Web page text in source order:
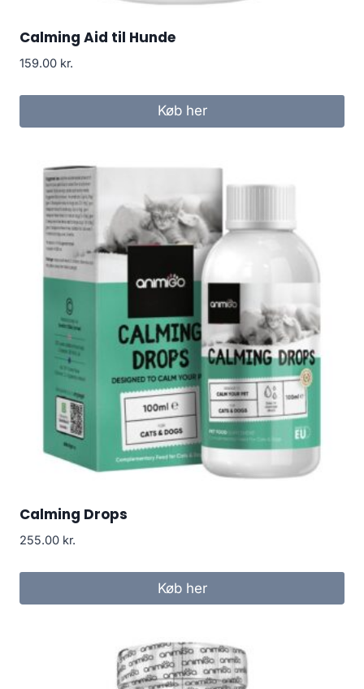
Calming Aid til Hunde
159.00 kr.
Køb her
Calming Drops
255.00 kr.
Køb her